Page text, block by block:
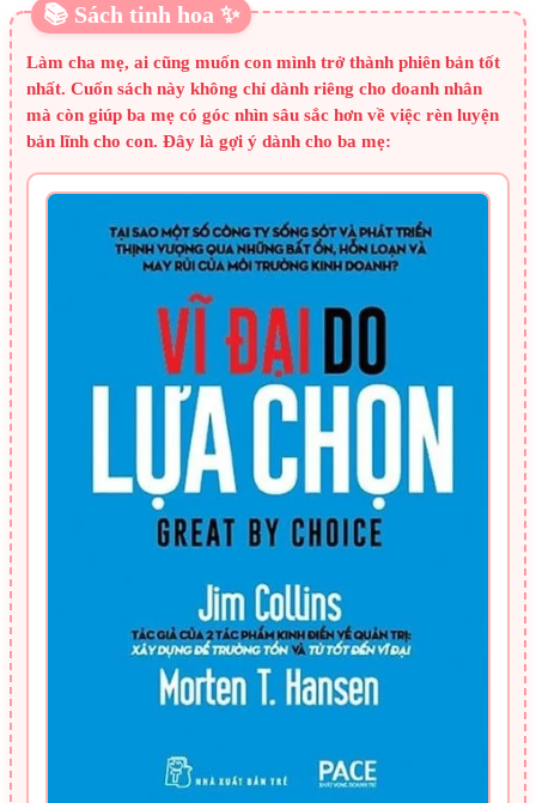
📚 Sách tinh hoa ✨
Làm cha mẹ, ai cũng muốn con mình trở thành phiên bản tốt
nhất. Cuốn sách này không chỉ dành riêng cho doanh nhân
mà còn giúp ba mẹ có góc nhìn sâu sắc hơn về việc rèn luyện
bản lĩnh cho con. Đây là gợi ý dành cho ba mẹ: